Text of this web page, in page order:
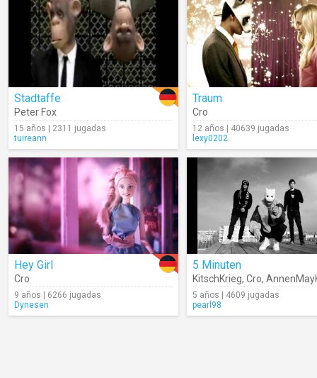
Stadtaffe
Peter Fox
15 años | 2311 jugadas
tuireann
Traum
Cro
12 años | 40639 jugadas
lexy0202
Hey Girl
Cro
9 años | 6266 jugadas
Dynesen
5 Minuten
KitschKrieg, Cro,
5 años | 4609 jugadas
pearl98